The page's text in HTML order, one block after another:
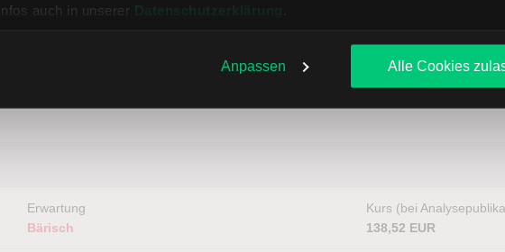
auch in unserer Datenschutzerklärung
Anpassen Alle Cookies
Bärisch
Erwartung
Bärisch
Kurs (bei
138,52 EUR